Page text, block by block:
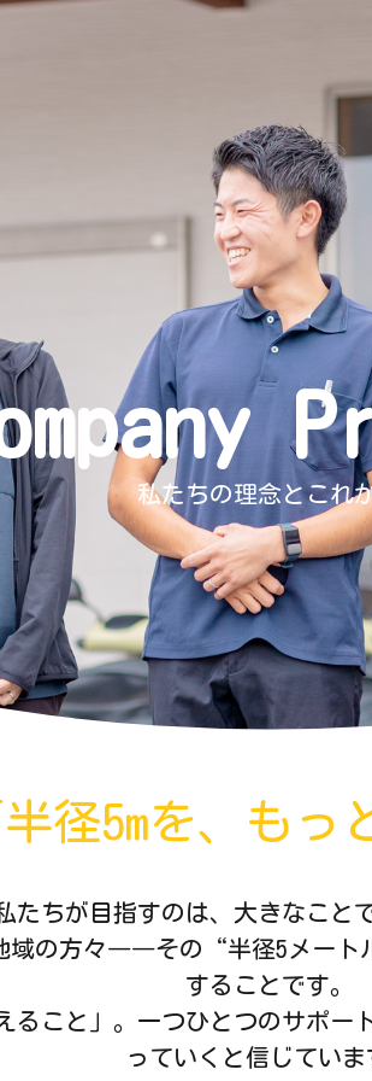
私たちの理念とこれ
径5mを、もっ
たちが目指すのは、大きなこと
域の方々――その“半径5メート
することです。
ること」。一つひとつのサポー
っていくと信じていま